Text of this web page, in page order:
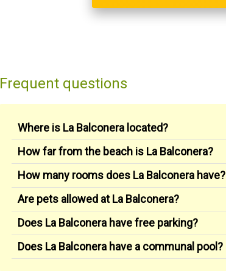
Frequent questions
Where is La Balconera located?
How far from the beach is La Balconera?
How many rooms does La Balconera have?
Are pets allowed at La Balconera?
Does La Balconera have free parking?
Does La Balconera have a communal pool?